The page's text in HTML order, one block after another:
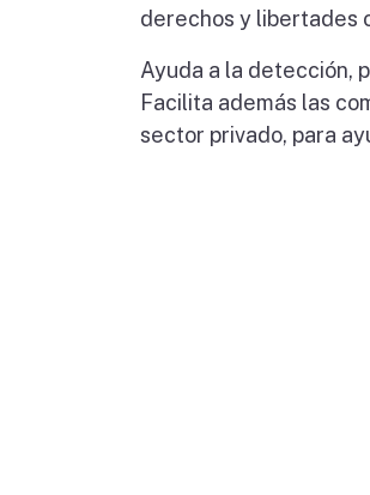
derechos y libertades
Ayuda a la detección,
Facilita además las
sector privado, para